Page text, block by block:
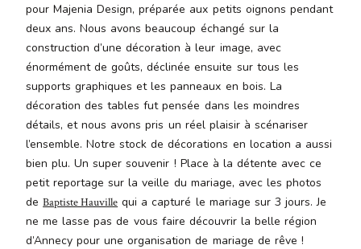
pour Majenia Design, préparée aux petits oignons pendant
deux ans. Nous avons beaucoup échangé sur la
construction d’une décoration à leur image, avec
énormément de goûts, déclinée ensuite sur tous les
supports graphiques et les panneaux en bois. La
décoration des tables fut pensée dans les moindres
détails, et nous avons pris un réel plaisir à scénariser
l’ensemble. Notre stock de décorations en location a aussi
bien plu. Un super souvenir ! Place à la détente avec ce
petit reportage sur la veille du mariage, avec les photos
deBaptiste Hauville qui a capturé le mariage sur 3 jours. Je
ne me lasse pas de vous faire découvrir la belle région
d’Annecy pour une organisation de mariage de rêve !